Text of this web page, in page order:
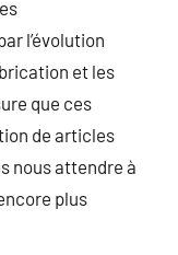
l’évolution
et les
que ces
de articles
nous attendre à
plus